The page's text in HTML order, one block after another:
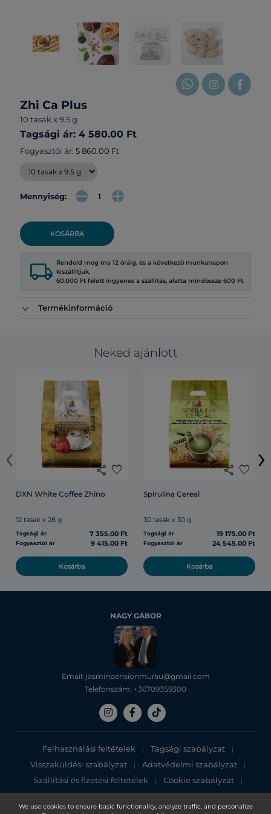
We use cookies to ensure basic functionality, analyze traffic, and personalize
Zhi Ca Plus
10 tasak x 9.5 g
Tagsági ár: 4 580.00 Ft
Fogyasztói ár: 5 860.00 Ft
Mennyiség:
KOSÁRBA
local_shipping Rendeld meg ma 12 óráig, és a következő munkanapon
kiszállítjuk.
60.000 Ft felett ingyenes a szállítás, alatta mindössze 600 Ft.
Termékinformáció
Neked ajánlott
share favorite
DXN White Coffee Zhino
12 tasak x 28 g
Tagsági ár 7 355.00 Ft
Fogyasztói ár 9 415.00 Ft
Kosárba
share favorite
Spirulina Cereal
30 tasak x 30 g
Tagsági ár 19 175.00 Ft
Fogyasztói ár 24 545.00 Ft
Kosárba
‹ ›
NAGY GÁBOR
Email: jasminpensionmurau@gmail.com
Telefonszám: +36709359300
Felhasználási feltételek | Tagsági szabályzat |
Visszaküldési szabályzat | Adatvédelmi szabályzat |
Szállítási és fizetési feltételek | Cookie szabályzat |
Adatvédelmi tájékoztató